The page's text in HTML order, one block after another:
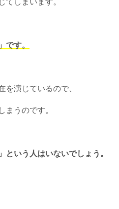
です。
を演じているので、
まうのです。
という人はいないでしょう。